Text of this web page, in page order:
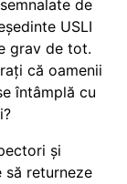
de
USLI
grav de tot.
că oamenii
întâmplă cu
și
să returneze